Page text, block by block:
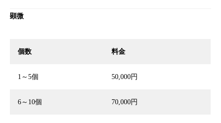
顕微
個数 料金
1～5個 50,000円
6～10個 70,000円